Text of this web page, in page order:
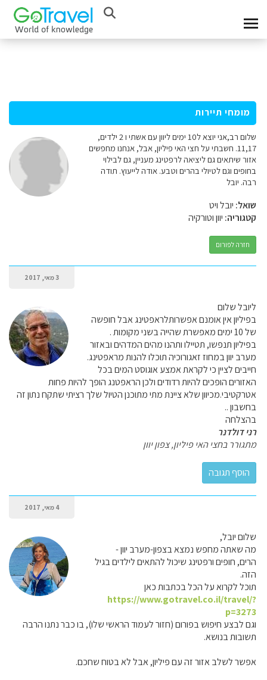
מומחי תיירות
שלום רב,אני יוצא ל10 ימים ליוון עם אשתי ו 2 ילדים,
11,17. חשבתי על חצי האי פיליון, אבל, אנחנו מחפשים
אזור שיתאים גם ליציאה לרפטינג מעניין, גם לבילוי
בחופים וגם לטיולי בהרים וטבע. אודה לייעוץ. תודה
רבה. יובל
שואל: יובל ויט
קטגוריה: יוון וטורקיה
חזרה לפורום
3 מאי, 2017
ליובל שלום
בפיליון אין אומנם אפשרותלראפטינג אבל חופשה
של 10 ימים מאפשרת שהייה בשני מקומות .
בפיליון תנפשו, תטיילו ותהנו מהים המדהים ובאזור
מערב יוון במחוז זאגורוכיה תוכלו להנות מראפטינג.
חייבים לציין כי לקראת אמצע אוגוסט המים בכל
האזורים הופכים להיות רדודים ולכן הראפטנג הופך להיות פחות
אטרקטיבי.מכיוון שלא ציינת מתי מתוכנן הטיול שלך רציתי שתקח נתון זה
בחשבון ..
בהצלחה
רני דולדנר
מתגורר בחצי האי פיליון, צפון יוון
4 מאי, 2017
שלום יובל,
מה שאתה מחפש נמצא בצפון-מערב יוון -
הרים, חופים ורפטינג שיכול להתאים לילדים בגיל
הזה.
תוכל לקרוא על הכל בכתבות כאן
https://www.gotravel.co.il/travel/?
p=3273
וגם לבצע חיפוש בפורום (חזור לעמוד הראשי שלו), בו כבר נתנו הרבה
תשובות בנושא.
אפשר לשלב אזור זה עם פיליון, אבל לא בטוח שחכם.